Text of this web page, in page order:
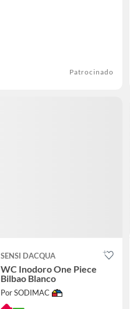
Patrocinado
SENSI DACQUA
WC Inodoro One Piece
Bilbao Blanco
Por SODIMAC